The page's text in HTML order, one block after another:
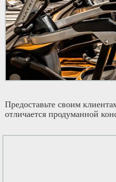
Предоставьте своим
отличается продуманной